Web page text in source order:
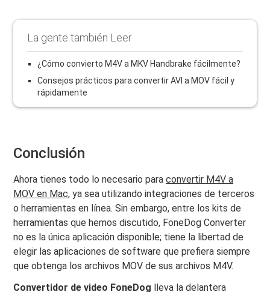
La gente también Leer
¿Cómo convierto M4V a MKV Handbrake fácilmente?
Consejos prácticos para convertir AVI a MOV fácil y
rápidamente
Conclusión
Ahora tienes todo lo necesario paraconvertir M4V a
MOV en Mac, ya sea utilizando integraciones de terceros
o herramientas en línea. Sin embargo, entre los kits de
herramientas que hemos discutido, FoneDog Converter
no es la única aplicación disponible; tiene la libertad de
elegir las aplicaciones de software que prefiera siempre
que obtenga los archivos MOV de sus archivos M4V.
Convertidor de video FoneDog lleva la delantera